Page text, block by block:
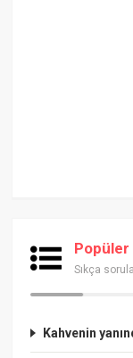
Sıkça
Kahvenin